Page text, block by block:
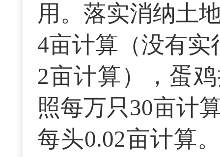
用。落实消纳土
4亩计算（没有
2亩计算），蛋
照每万只30亩计
每头0.02亩计算